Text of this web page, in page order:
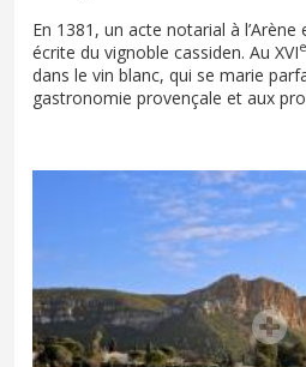
En 1381, un acte notarial à
écrite du vignoble cassiden. Au XVIe
dans le vin blanc, qui se marie
gastronomie provençale et aux